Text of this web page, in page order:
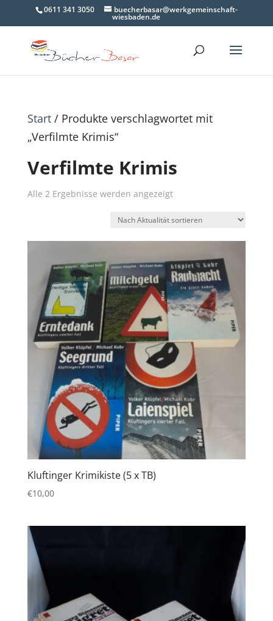
0611 341 3050 buecherbasar@werkgemeinschaft-
wiesbaden.de
Start/ Produkte verschlagwortet mit
„Verfilmte Krimis“
Verfilmte Krimis
Alle 2 Ergebnisse werden angezeigtNach
Kluftinger Krimikiste (5 x TB)
€10,00